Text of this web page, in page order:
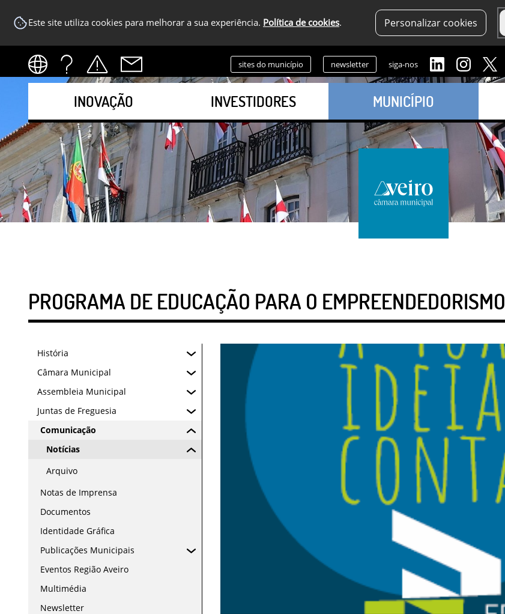
Este site utiliza cookies para melhorar a sua experiência. Política de cookies. Personalizar cookies
sites do município newsletter siga-nos
INOVAÇÃO INVESTIDORES MUNICÍPIO
PROGRAMA DE EDUCAÇÃO PARA O EMPREENDEDORISMO
História
Câmara Municipal
Assembleia Municipal
Juntas de Freguesia
Comunicação
Notícias
Arquivo
Notas de Imprensa
Documentos
Identidade Gráfica
Publicações Municipais
Eventos Região Aveiro
Multimédia
Newsletter